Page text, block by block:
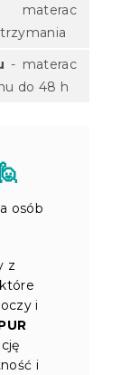
materac
- materac
do 48 h
osób
z
i
i